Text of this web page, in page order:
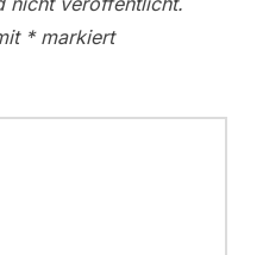
*markiert